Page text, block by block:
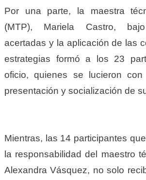
Por una parte, la maestra
(MTP), Mariela Castro, bajo
acertadas y la aplicación de las
estrategias formó a los 23
oficio, quienes se lucieron con
presentación y socialización de
Mientras, las 14 participantes
la responsabilidad del maestro
Alexandra Vásquez, no solo